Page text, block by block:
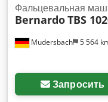
Mudersbach 5 564
Фальцевальная
BernardoTBS
Запросить